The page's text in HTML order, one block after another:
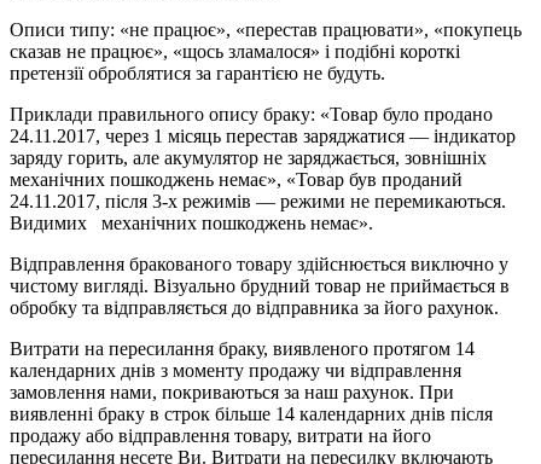
Описи типу: «не працює», «перестав працювати», «покупець
сказав не працює», «щось зламалося» і подібні короткі
претензії оброблятися за гарантією не будуть.
Приклади правильного опису браку: «Товар було продано
24.11.2017, через 1 місяць перестав заряджатися — індикатор
заряду горить, але акумулятор не заряджається, зовнішніх
механічних пошкоджень немає», «Товар був проданий
24.11.2017, після 3-х режимів — режими не перемикаються.
Видимих механічних пошкоджень немає».
Відправлення бракованого товару здійснюється виключно у
чистому вигляді. Візуально брудний товар не приймається в
обробку та відправляється до відправника за його рахунок.
Витрати на пересилання браку, виявленого протягом 14
календарних днів з моменту продажу чи відправлення
замовлення нами, покриваються за наш рахунок. При
виявленні браку в строк більше 14 календарних днів після
продажу або відправлення товару, витрати на його
пересилання несете Ви. Витрати на пересилку включають